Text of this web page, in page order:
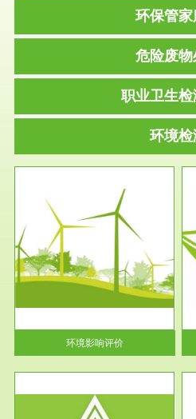
环保管家
危险废物
职业卫生
环境检
环境影响评价
服务范围
环保竣工验收
根据《建设项目环境保护管理条
例》第十七条 编制环境影响报
告书、...